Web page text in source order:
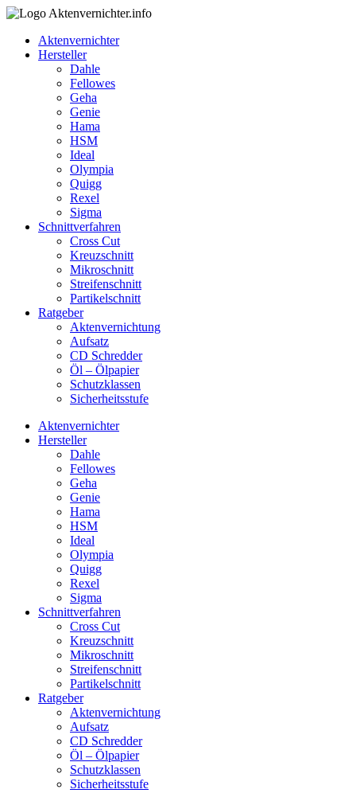
Aktenvernichter
Hersteller
Dahle
Fellowes
Geha
Genie
Hama
HSM
Ideal
Olympia
Quigg
Rexel
Sigma
Schnittverfahren
Cross Cut
Kreuzschnitt
Mikroschnitt
Streifenschnitt
Partikelschnitt
Ratgeber
Aktenvernichtung
Aufsatz
CD Schredder
Öl – Ölpapier
Schutzklassen
Sicherheitsstufe
Aktenvernichter
Hersteller
Dahle
Fellowes
Geha
Genie
Hama
HSM
Ideal
Olympia
Quigg
Rexel
Sigma
Schnittverfahren
Cross Cut
Kreuzschnitt
Mikroschnitt
Streifenschnitt
Partikelschnitt
Ratgeber
Aktenvernichtung
Aufsatz
CD Schredder
Öl – Ölpapier
Schutzklassen
Sicherheitsstufe